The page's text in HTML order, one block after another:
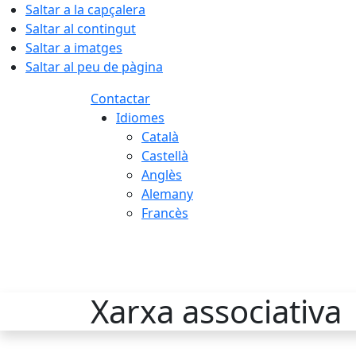
Saltar a la capçalera
Saltar al contingut
Saltar a imatges
Saltar al peu de pàgina
Contactar
Idiomes
Català
Castellà
Anglès
Alemany
Francès
Xarxa associativa